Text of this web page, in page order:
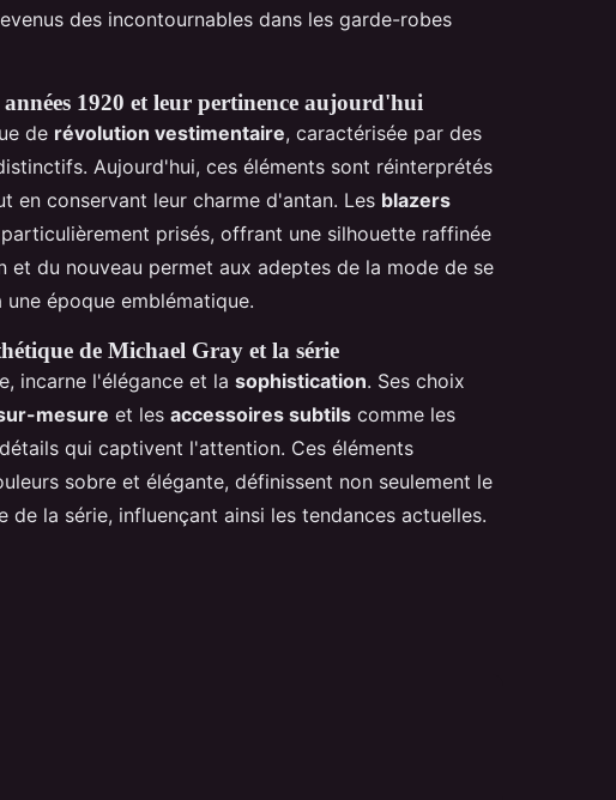
des incontournables dans les garde-robes
années 1920 et leur pertinence aujourd'hui
de révolution vestimentaire, caractérisée par des
Aujourd'hui, ces éléments sont réinterprétés
en conservant leur charme d'antan. Les blazers
prisés, offrant une silhouette raffinée
du nouveau permet aux adeptes de la mode de se
époque emblématique.
de Michael Gray et la série
incarne l'élégance et la sophistication. Ses choix
mesure et les accessoires subtils comme les
qui captivent l'attention. Ces éléments
sobre et élégante, définissent non seulement le
de la série, influençant ainsi les tendances actuelles.